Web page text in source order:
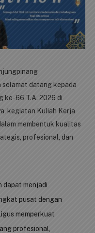
selamat datang kepada
ke-66 T.A. 2026 di
kegiatan Kuliah Kerja
membentuk kualitas
profesional, dan
dapat menjadi
pusat dengan
memperkuat
profesional,